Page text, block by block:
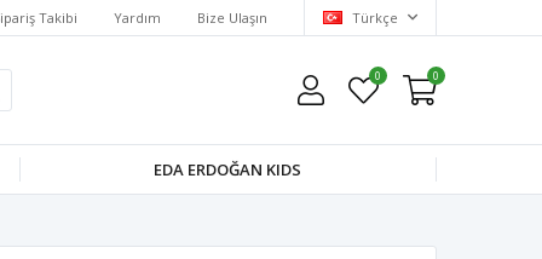
Takibi Yardım Bize Ulaşın Türkçe
0 0
EDA ERDOĞAN KIDS